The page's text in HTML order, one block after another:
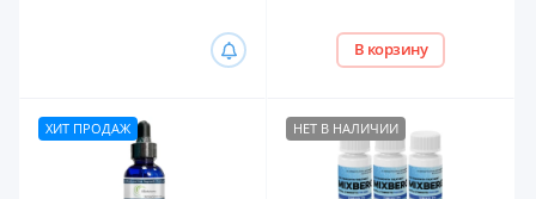
В корзину
ХИТ ПРОДАЖ НЕТ В НАЛИЧИИ